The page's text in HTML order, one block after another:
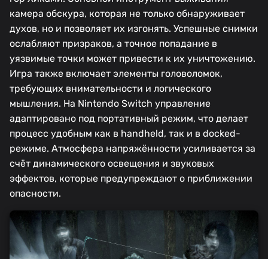
камера обскура, которая не только обнаруживает
духов, но и позволяет их изгонять. Успешные снимки
ослабляют призраков, а точное попадание в
уязвимые точки может привести к их уничтожению.
Игра также включает элементы головоломок,
требующих внимательности и логического
мышления. На Nintendo Switch управление
адаптировано под портативный режим, что делает
процесс удобным как в handheld, так и в docked-
режиме. Атмосфера напряжённости усиливается за
счёт динамического освещения и звуковых
эффектов, которые предупреждают о приближении
опасности.